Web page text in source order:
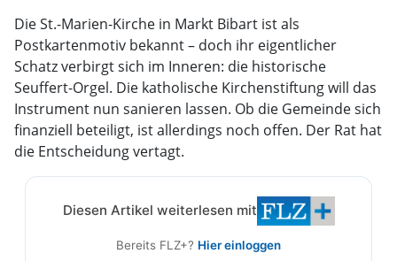
Die St.-Marien-Kirche in Markt Bibart ist als
Postkartenmotiv bekannt – doch ihr eigentlicher
Schatz verbirgt sich im Inneren: die historische
Seuffert-Orgel. Die katholische Kirchenstiftung will das
Instrument nun sanieren lassen. Ob die Gemeinde sich
finanziell beteiligt, ist allerdings noch offen. Der Rat hat
die Entscheidung vertagt.
Diesen Artikel weiterlesen mit
Bereits FLZ+? Hier einloggen